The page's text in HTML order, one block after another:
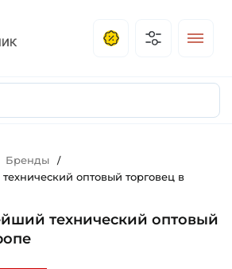
Бренды /
оптовый торговец в
технический оптовый